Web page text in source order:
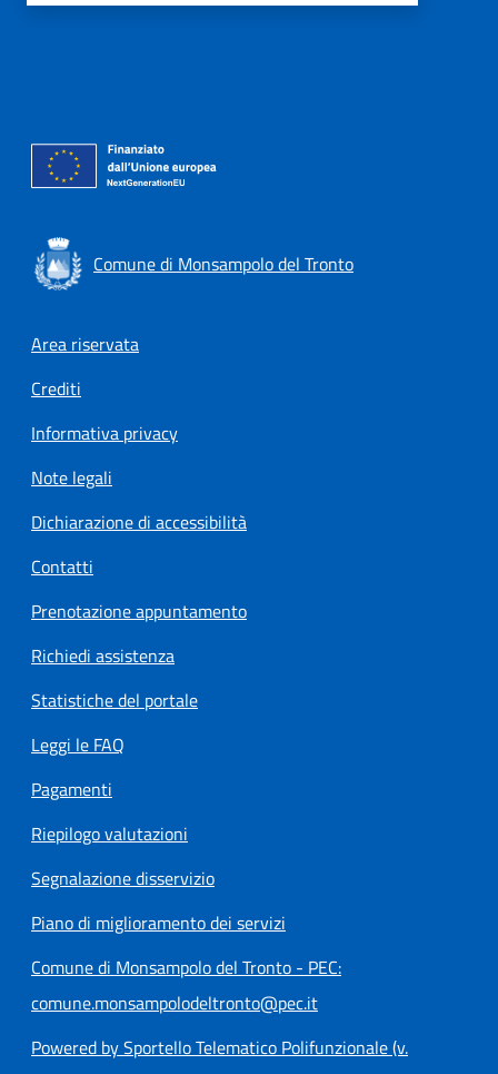
Comune di Monsampolo del Tronto
Footer menu
Area riservata
Crediti
Informativa privacy
Note legali
Dichiarazione di accessibilità
Contatti
Prenotazione appuntamento
Richiedi assistenza
Statistiche del portale
Leggi le FAQ
Pagamenti
Riepilogo valutazioni
Segnalazione disservizio
Piano di miglioramento dei servizi
Comune di Monsampolo del Tronto - PEC:
comune.monsampolodeltronto@pec.it
Powered by Sportello Telematico Polifunzionale (v.